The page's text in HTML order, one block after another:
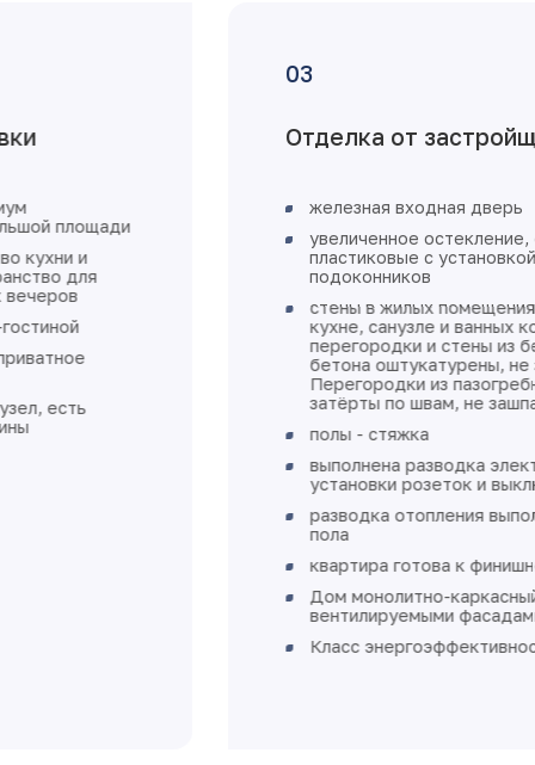
Отделка от застройщика
железная входная дверь
увеличенное остекление, окна
пластиковые с установкой откосов и
подоконников
стены в жилых помещениях, коридорах,
кухне, санузле и ванных комнатах -
перегородки и стены из бетона, ячеистого
бетона оштукатурены, не зашпаклеваны.
Перегородки из пазогребневых плит
затёрты по швам, не зашпаклеваны
выполнена разводка электричества без
установки розеток и выключателей
разводка отопления выполнена в стяжке
квартира готова к финишной отделке
Дом монолитно-каркасный с
вентилируемыми фасадами
Класс энергоэффективности А+